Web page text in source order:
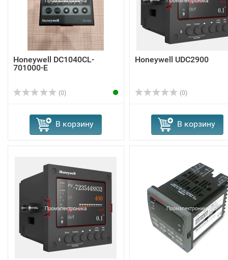
Honeywell DC1040CL-
701000-E
(0)
В корзину
Honeywell UDC2900
(0)
В корзину